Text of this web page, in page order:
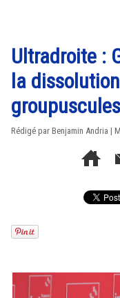
Ultradroite :
la
groupuscules
Rédigé par Benjamin Andria |